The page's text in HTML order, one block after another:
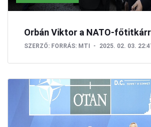
Orbán Viktor a NATO-
SZERZŐ: FORRÁS: MTI 2025. 02. 03.